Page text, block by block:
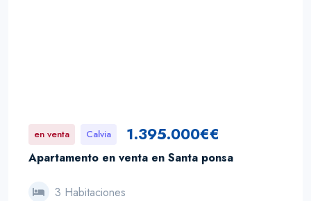
en venta Calvia 1.395.000€€
Apartamento en venta en Santa ponsa
3 Habitaciones